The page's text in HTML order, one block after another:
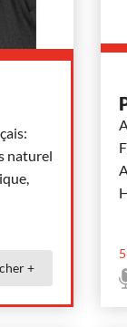
naturel
+